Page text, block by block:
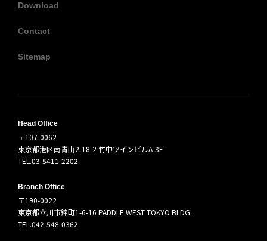
Download
Contact
Sitemap
Head Office
〒107-0062
東京都港区南青山2-18-2 竹中ツインビルA-3F
TEL.03-5411-2202
Branch Office
〒190-0022
東京都立川市錦町1-6-16 PADDLE WEST TOKYO BLDG.
TEL.042-548-0362